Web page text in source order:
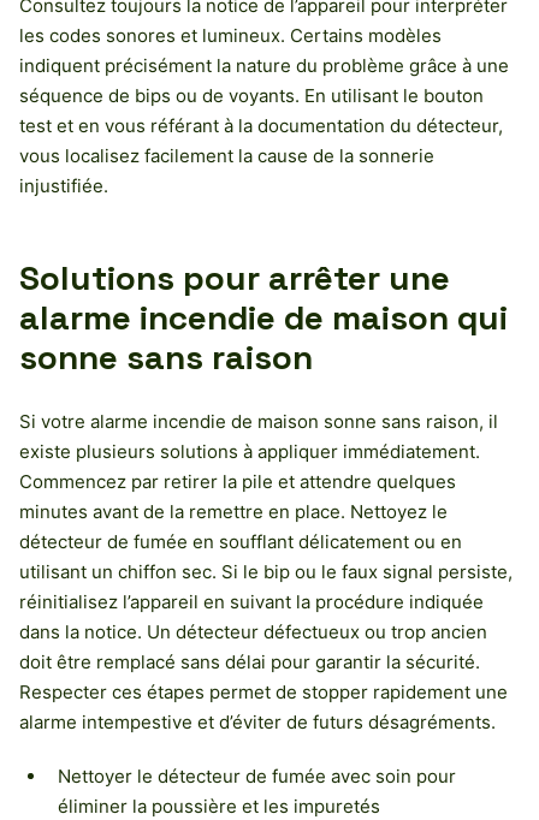
Consultez toujours la notice de l’appareil pour interpréter
les codes sonores et lumineux. Certains modèles
indiquent précisément la nature du problème grâce à une
séquence de bips ou de voyants. En utilisant le bouton
test et en vous référant à la documentation du détecteur,
vous localisez facilement la cause de la sonnerie
injustifiée.
Solutions pour arrêter une
alarme incendie de maison qui
sonne sans raison
Si votre alarme incendie de maison sonne sans raison, il
existe plusieurs solutions à appliquer immédiatement.
Commencez par retirer la pile et attendre quelques
minutes avant de la remettre en place. Nettoyez le
détecteur de fumée en soufflant délicatement ou en
utilisant un chiffon sec. Si le bip ou le faux signal persiste,
réinitialisez l’appareil en suivant la procédure indiquée
dans la notice. Un détecteur défectueux ou trop ancien
doit être remplacé sans délai pour garantir la sécurité.
Respecter ces étapes permet de stopper rapidement une
alarme intempestive et d’éviter de futurs désagréments.
Nettoyer le détecteur de fumée avec soin pour
éliminer la poussière et les impuretés